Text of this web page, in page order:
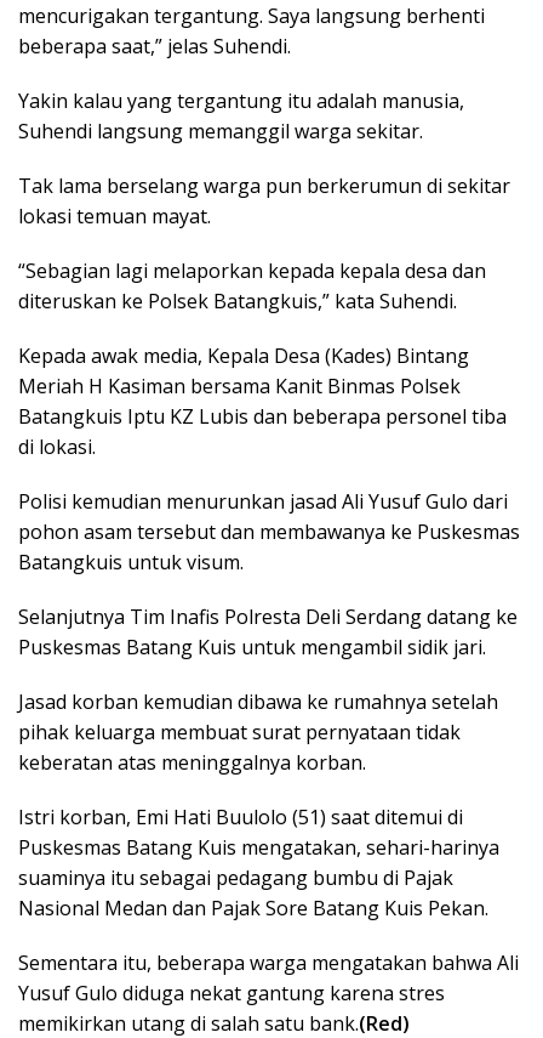
mencurigakan tergantung. Saya langsung berhenti
beberapa saat,” jelas Suhendi.
Yakin kalau yang tergantung itu adalah manusia,
Suhendi langsung memanggil warga sekitar.
Tak lama berselang warga pun berkerumun di sekitar
lokasi temuan mayat.
“Sebagian lagi melaporkan kepada kepala desa dan
diteruskan ke Polsek Batangkuis,” kata Suhendi.
Kepada awak media, Kepala Desa (Kades) Bintang
Meriah H Kasiman bersama Kanit Binmas Polsek
Batangkuis Iptu KZ Lubis dan beberapa personel tiba
di lokasi.
Polisi kemudian menurunkan jasad Ali Yusuf Gulo dari
pohon asam tersebut dan membawanya ke Puskesmas
Batangkuis untuk visum.
Selanjutnya Tim Inafis Polresta Deli Serdang datang ke
Puskesmas Batang Kuis untuk mengambil sidik jari.
Jasad korban kemudian dibawa ke rumahnya setelah
pihak keluarga membuat surat pernyataan tidak
keberatan atas meninggalnya korban.
Istri korban, Emi Hati Buulolo (51) saat ditemui di
Puskesmas Batang Kuis mengatakan, sehari-harinya
suaminya itu sebagai pedagang bumbu di Pajak
Nasional Medan dan Pajak Sore Batang Kuis Pekan.
Sementara itu, beberapa warga mengatakan bahwa Ali
Yusuf Gulo diduga nekat gantung karena stres
memikirkan utang di salah satu bank.(Red)